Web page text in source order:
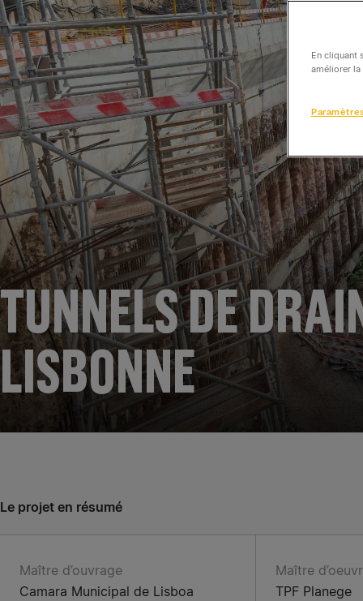
TUNNELS DE
LISBONNE
Le projet en résumé
Maître d’ouvrage
Camara Municipal de Lisboa
Maître
TPF Planege
En cliquant
améliorer